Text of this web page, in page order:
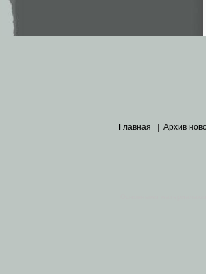
Главная Архив